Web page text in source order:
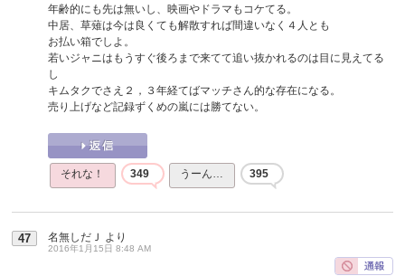
年齢的にも先は無いし、映画やドラマもコケてる。
中居、草薙は今は良くても解散すれば間違いなく４人とも
お払い箱でしよ。
若いジャニはもうすぐ後ろまで来てて追い抜かれるのは目に見えてる
し
キムタクでさえ２，３年経てばマッチさん的な存在になる。
売り上げなど記録ずくめの嵐には勝てない。
それな！ 349 うーん… 395
47 名無しだＪ より
2016年1月15日 8:48 AM